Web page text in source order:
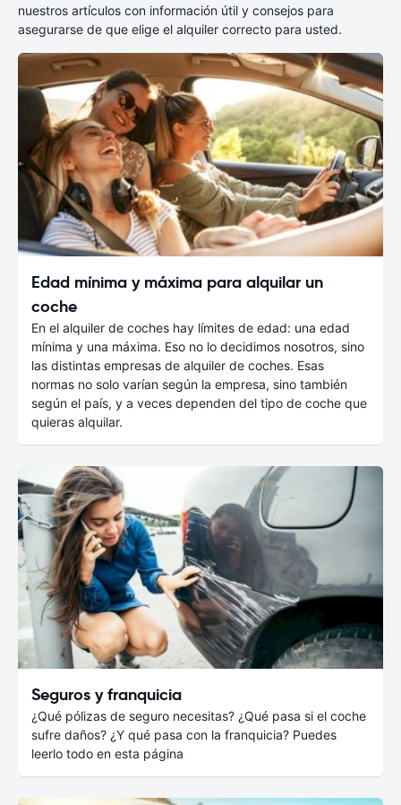
nuestros artículos con información útil y consejos para
asegurarse de que elige el alquiler correcto para usted.
Edad mínima y máxima para alquilar un
coche
En el alquiler de coches hay límites de edad: una edad
mínima y una máxima. Eso no lo decidimos nosotros, sino
las distintas empresas de alquiler de coches. Esas
normas no solo varían según la empresa, sino también
según el país, y a veces dependen del tipo de coche que
quieras alquilar.
Seguros y franquicia
¿Qué pólizas de seguro necesitas? ¿Qué pasa si el coche
sufre daños? ¿Y qué pasa con la franquicia? Puedes
leerlo todo en esta página